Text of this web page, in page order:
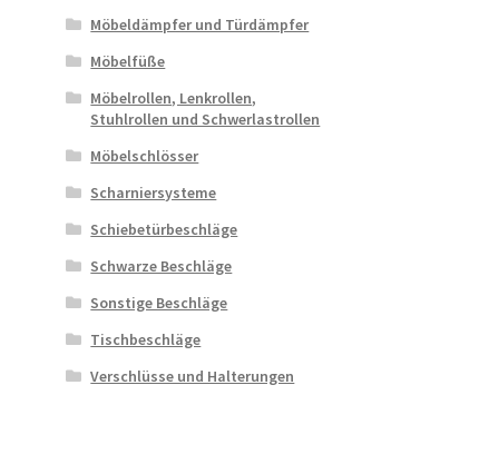
Möbeldämpfer und Türdämpfer
Möbelfüße
Möbelrollen, Lenkrollen,
Stuhlrollen und Schwerlastrollen
Möbelschlösser
Scharniersysteme
Schiebetürbeschläge
Schwarze Beschläge
Sonstige Beschläge
Tischbeschläge
Verschlüsse und Halterungen